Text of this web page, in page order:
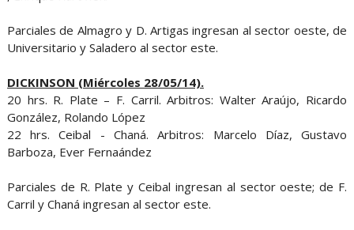
Parciales de Almagro y D. Artigas ingresan al sector oeste, de
Universitario y Saladero al sector este.
DICKINSON (Miércoles 28/05/14).
20 hrs. R. Plate – F. Carril. Arbitros: Walter Araújo, Ricardo
González, Rolando López
22 hrs. Ceibal - Chaná. Arbitros: Marcelo Díaz, Gustavo
Barboza, Ever Fernaández
Parciales de R. Plate y Ceibal ingresan al sector oeste; de F.
Carril y Chaná ingresan al sector este.